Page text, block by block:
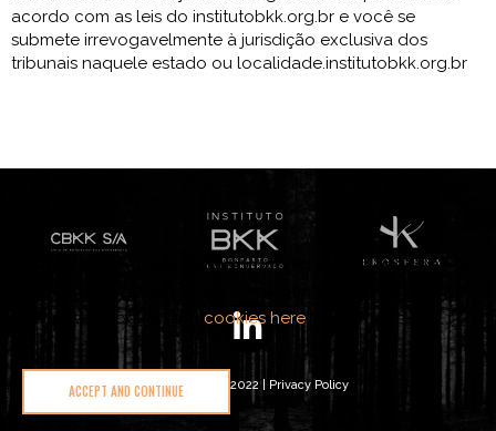
acordo com as leis do institutobkk.org.br e você se
submete irrevogavelmente à jurisdição exclusiva dos
tribunais naquele estado ou localidade.institutobkk.org.br
Ekosphere © 2022 | Privacy Policy
We care about your data and would love to use cookies
to improve your experience. You can learn more about
our privacy policy and cookies here.
ACCEPT AND CONTINUE